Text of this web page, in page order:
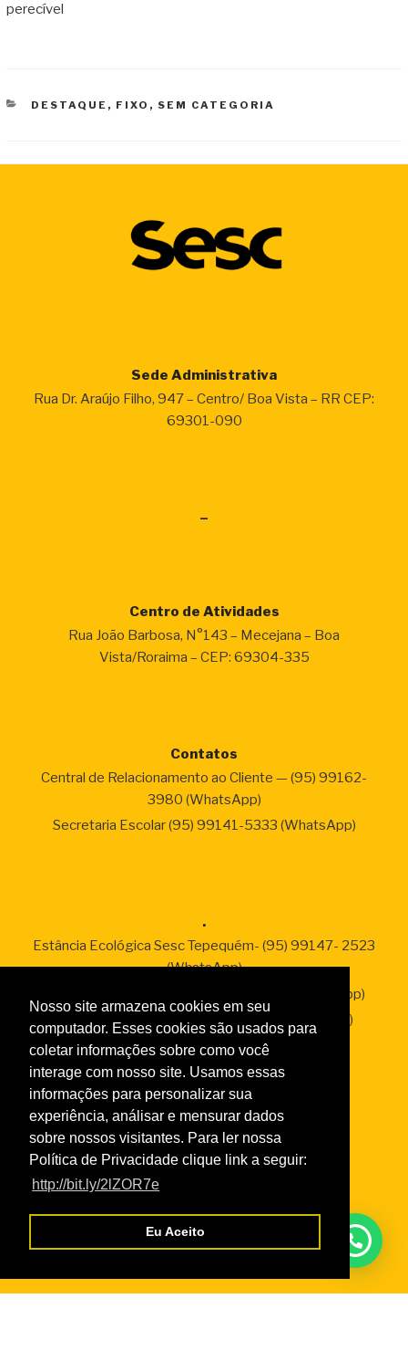
Nosso site armazena cookies em seu
computador. Esses cookies são usados para
coletar informações sobre como você
interage com nosso site. Usamos essas
informações para personalizar sua
experiência, análisar e mensurar dados
sobre nossos visitantes. Para ler nossa
Política de Privacidade clique link a seguir:
http://bit.ly/2lZOR7e
Eu Aceito
perecível
CATEGORIAS
DESTAQUE , FIXO , SEM CATEGORIA
Sede Administrativa
Rua Dr. Araújo Filho, 947 – Centro/ Boa Vista – RR CEP:
69301-090
–
Centro de Atividades
Rua João Barbosa, N°143 – Mecejana – Boa
Vista/Roraima – CEP: 69304-335
Contatos
Central de Relacionamento ao Cliente — (95) 99162-
3980 (WhatsApp)
Secretaria Escolar (95) 99141-5333 (WhatsApp)
.
Estância Ecológica Sesc Tepequém- (95) 99147- 2523
(WhatsApp)
SesClin – Sesc Saúde (95) 99138-2338 (WhatsApp)
Sesc Empresas – (95) 99136-2287 (WhatsApp)
Links
Taxas de Serviços 2026
Normas da Academia
Normas do Turismo Social
Normas de Atendimento da Odontologia
Normas Cursos Livres Cultura